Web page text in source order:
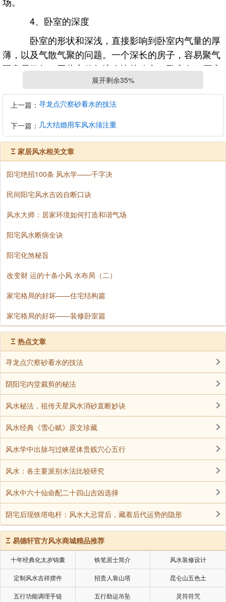
4、卧室的深度
卧室的形状和深浅，直接影响到卧室内气量的厚
薄，以及气散气聚的问题。一个深长的房子，容易聚气
不容易散气，因此它的气流会比较稳定。卧房在15平方
米左右，不要超过20平方米为好。这样大小的卧室最有
利于主人的财运。
1、五帝钱
五帝钱在我们的生活中，大家应该有所了解，可
能家里老人会有收藏这些东西，它能给我们带来好运。
这里所说的五帝钱指的是清朝顺治、康熙、雍正、乾
隆、嘉庆五位皇帝在位时流通的钱币。
￼
风水上据说，五帝钱具有挡煞、防小人、辟邪、
旺财的功效。在卧室中挂上一吊五帝钱能招财进宝，福
禄双全，给家中招来福气。
2、床头柜
在家装中，卧室床头柜是必不可少的，但是有些
用户卧室并没有床头柜，因为它不懂卧室风水情况，所
以要注意了。床头柜很多人都觉得可有可无，实则不
然，在风水上说，以床为家庭的财运中心，床头柜具有
巩固财运，增进夫妻感情的作用。但需要注意的是床头
柜一定要成对的摆放，并且款式要相同位置要对此。
3、八卦葫芦
形状如同葫芦，有着好进不好出的特点，可以用
它来除病去煞，还有防血光的作用，它还是镇宅之宝，
能够辟邪镇宅。它的主要寓意是改善风水、镇宅、化解
冲射、挡煞避邪，具有挡煞化煞的作用，可以将煞气四
方挡散，达到把煞气瓦解之功效，可以考虑放在床边，
把病气吸走。
声明：部分内容来于网络，如有侵权，请联系我们删除！以上内容，并
不代表易德轩观点。
展开剩余35%
上一篇： 寻龙点穴察砂看水的技法
下一篇： 几大结婚用车风水须注重
Ξ 家居风水相关文章
阳宅绝招100条 风水学——千字决
民间阳宅风水吉凶自断口诀
风水大师：居家环境如何打造和谐气场
阳宅风水断病全诀
阳宅化煞秘旨
改变财 运的十条小风 水布局（二）
家宅格局的好坏——住宅结构篇
家宅格局的好坏——装修卧室篇
Ξ 热点文章
寻龙点穴察砂看水的技法
阴阳宅内堂裁剪的秘法
风水秘法，祖传天星风水消砂直断妙诀
风水经典《雪心赋》原文珍藏
风水学中出脉与过峡星体贵贱穴心五行
风水：各主要派别水法比较研究
风水中六十仙命配二十四山吉凶选择
阴宅后现铁塔电杆：风水大忌背后，藏着后代运势的隐形
Ξ 易德轩官方风水商城精品推荐
十年经典化太岁锦囊 铁笔居士简介 风水装修设计
定制风水吉祥摆件 招贵人靠山塔 昆仑山五色土
五行功能调理手链 五行助运吊坠 灵符符咒